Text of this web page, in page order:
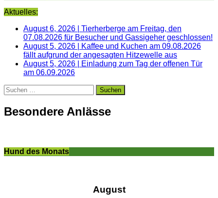
Aktuelles:
August 6, 2026
Tierherberge am Freitag, den
07.08.2026 für Besucher und Gassigeher geschlossen!
August 5, 2026
Kaffee und Kuchen am 09.08.2026
fällt aufgrund der angesagten Hitzewelle aus
August 5, 2026
Einladung zum Tag der offenen Tür
am 06.09.2026
Suchen
nach:
Besondere Anlässe
Hund des Monats
August